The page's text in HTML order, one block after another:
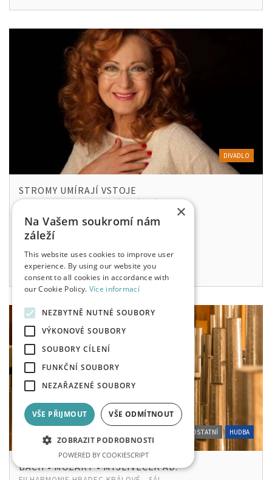
DIVADLO
STROMY UMÍRAJÍ VSTOJE
FILHARMONIE HRADEC KRÁLOVÉ - SÁL
290 - 790 KČ
so, 14. 11. 2026
OSTATNÍ HUDBA
BACH • MOZART • MYSLIVEČEK AD.
×
Na Vašem soukromí nám
záleží
This website uses cookies to improve user
experience. By using our website you
consent to all cookies in accordance with
our Cookie Policy. Více informací
NEZBYTNĚ NUTNÉ SOUBORY
VÝKONOVÉ SOUBORY
SOUBORY CÍLENÍ
FUNKČNÍ SOUBORY
NEZAŘAZENÉ SOUBORY
VŠE PŘIJMOUT VŠE ODMÍTNOUT
ZOBRAZIT PODROBNOSTI
POWERED BY COOKIESCRIPT